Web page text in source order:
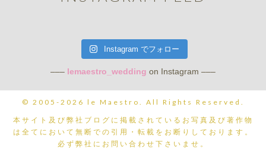
Instagram でフォロー
––– lemaestro_wedding on Instagram –––
© 2005-2026 le Maestro. All Rights Reserved.
本サイト及び弊社ブログに掲載されているお写真及び著作物
は全てにおいて無断での引用・転載をお断りしております。
必ず弊社にお問い合わせ下さいませ。